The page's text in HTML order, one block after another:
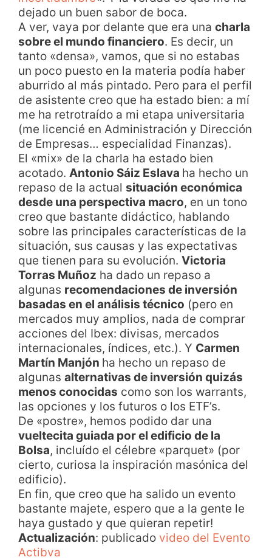
dejado un buen sabor de boca.
A ver, vaya por delante que era una charla
sobre el mundo financiero. Es decir, un
tanto «densa», vamos, que si no estabas
un poco puesto en la materia podía haber
aburrido al más pintado. Pero para el perfil
de asistente creo que ha estado bien: a mí
me ha retrotraído a mi etapa universitaria
(me licencié en Administración y Dirección
de Empresas… especialidad Finanzas).
El «mix» de la charla ha estado bien
acotado. Antonio Sáiz Eslava ha hecho un
repaso de la actual situación económica
desde una perspectiva macro, en un tono
creo que bastante didáctico, hablando
sobre las principales características de la
situación, sus causas y las expectativas
que tienen para su evolución. Victoria
Torras Muñoz ha dado un repaso a
algunas recomendaciones de inversión
basadas en el análisis técnico (pero en
mercados muy amplios, nada de comprar
acciones del Ibex: divisas, mercados
internacionales, índices, etc.). Y Carmen
Martín Manjón ha hecho un repaso de
algunas alternativas de inversión quizás
menos conocidas como son los warrants,
las opciones y los futuros o los ETF’s.
De «postre», hemos podido dar una
vueltecita guiada por el edificio de la
Bolsa, incluído el célebre «parquet» (por
cierto, curiosa la inspiración masónica del
edificio).
En fin, que creo que ha salido un evento
bastante majete, espero que a la gente le
haya gustado y que quieran repetir!
Actualización: publicado video del Evento
Actibva